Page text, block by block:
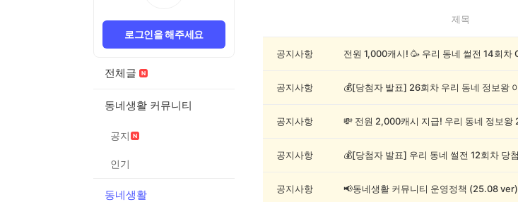
로그인을 해주세요
전체글
동네생활 커뮤니티
공지
인기
동네생활
제
제목
공지사항
공지사항
공지사항
공지사항
공지사항 📢동네생활 커뮤니티 운영정책 (25.08 ver)